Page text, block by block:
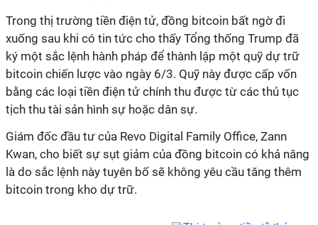
Trong thị trường tiền điện tử, đồng bitcoin bất ngờ đi
xuống sau khi có tin tức cho thấy Tổng thống Trump đã
ký một sắc lệnh hành pháp để thành lập một quỹ dự trữ
bitcoin chiến lược vào ngày 6/3. Quỹ này được cấp vốn
bằng các loại tiền điện tử chính thu được từ các thủ tục
tịch thu tài sản hình sự hoặc dân sự.
Giám đốc đầu tư của Revo Digital Family Office, Zann
Kwan, cho biết sự sụt giảm của đồng bitcoin có khả năng
là do sắc lệnh này tuyên bố sẽ không yêu cầu tăng thêm
bitcoin trong kho dự trữ.